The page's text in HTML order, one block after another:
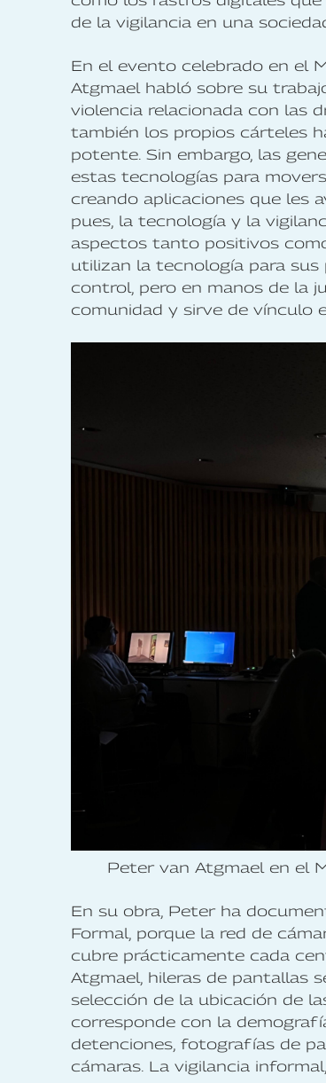
de la vigilancia en una
En el evento celebrado en el
Atgmael habló sobre su
violencia relacionada con las
también los propios cárteles
potente. Sin embargo, las
estas tecnologías para
creando aplicaciones que les
pues, la tecnología y la
aspectos tanto positivos
utilizan la tecnología para sus
control, pero en manos de la
comunidad y sirve de vínculo
Peter van Atgmael en el
En su obra, Peter ha
Formal, porque la red de
cubre prácticamente cada
Atgmael, hileras de pantallas
selección de la ubicación de
corresponde con la
detenciones, fotografías de
cámaras. La vigilancia